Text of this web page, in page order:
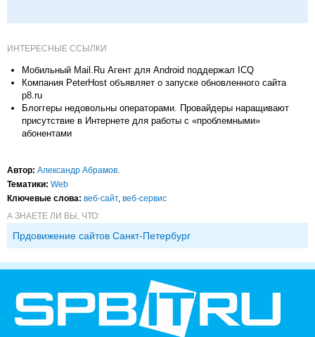
ИНТЕРЕСНЫЕ ССЫЛКИ
Мобильный Mail.Ru Агент для Android поддержал ICQ
Компания PeterHost объявляет о запуске обновленного сайта
p8.ru
Блоггеры недовольны операторами. Провайдеры наращивают
присутствие в Интернете для работы с «проблемными»
абонентами
Автор: Александр Абрамов
Тематики: Web
Ключевые слова: веб-сайт, веб-сервис
А ЗНАЕТЕ ЛИ ВЫ, ЧТО:
Прдовижение сайтов Санкт-Петербург